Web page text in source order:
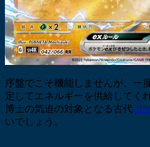
序盤でこそ機能しませんが、一
定してエネルギーを供給してく
博士の気迫の対象となる古代ポ
いでしょう。